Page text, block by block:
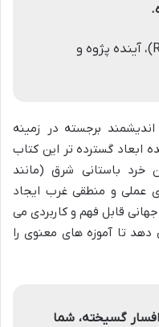
— ری کرزویل (Ray Kurzweil)، آینده پژوه و
برجسته در زمینه
ابعاد گسترده تر این کتاب
باستانی شرق (مانند
عملی و منطقی غرب ایجاد
قابل فهم و کاربردی می
دهد تا آموزه های معنوی را
گسیخته، شما